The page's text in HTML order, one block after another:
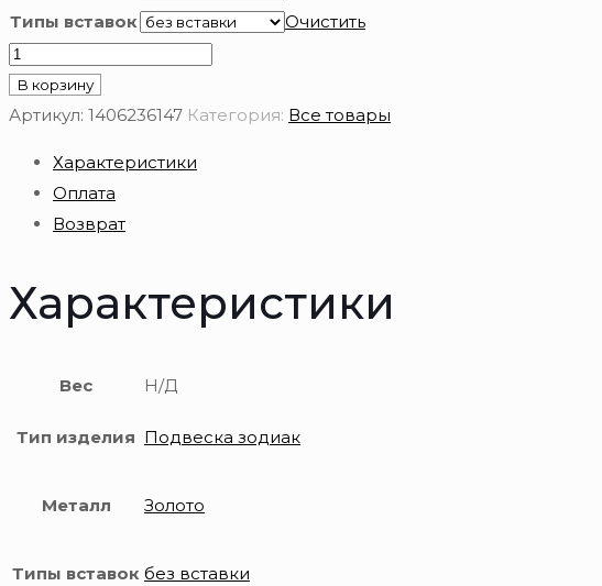
Типы вставок
Очистить
Количество
товара
Подвеска
зодиака
золотая
В корзину
Артикул: 1406236147 Категория: Все товары
Характеристики
Оплата
Возврат
Характеристики
Вес Н/Д
Тип изделия Подвеска зодиак
Металл Золото
Типы вставок без вставки